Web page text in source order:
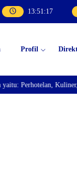
13:51:18
Profil
Kuliner,